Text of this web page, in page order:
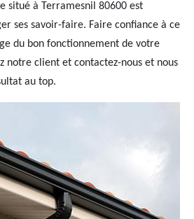
situé à Terramesnil 80600 est
ses savoir-faire. Faire confiance à ce
du bon fonctionnement de votre
notre client et contactez-nous et nous
au top.